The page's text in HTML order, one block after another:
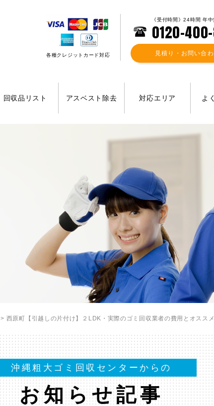
各種クレジットカード対応
《受付時間》24時間 年中
0120-
見積り・お問い合
回収品リスト アスベスト除去 対応エリア よ
> 西原町【引越しの片付け】２LDK・実際のゴミ回収業者の費用とオスス
沖縄粗大ゴミ回収センターからの
お知らせ記事